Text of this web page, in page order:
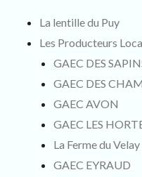
La lentille du Puy
Les Producteurs
GAEC DES
GAEC DES
GAEC AVON
GAEC LES
La Ferme du Velay
GAEC EYRAUD